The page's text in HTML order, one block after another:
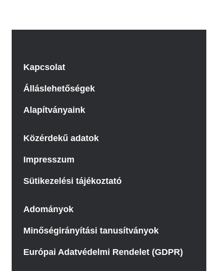
Kapcsolat
Álláslehetőségek
Alapítványaink
Közérdekű adatok
Impresszum
Sütikezelési tájékoztató
Adományok
Minőségirányítási tanusítványok
Európai Adatvédelmi Rendelet (GDPR)